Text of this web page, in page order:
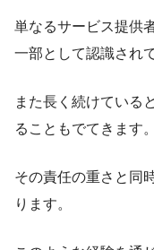
単なるサービス提供
一部として認識され
また長く続けている
ることもでてきます。
その責任の重さと同
ります。